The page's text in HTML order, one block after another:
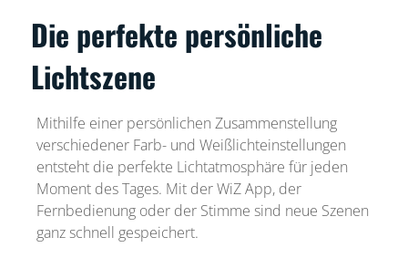
Die perfekte persönliche
Lichtszene
Mithilfe einer persönlichen Zusammenstellung
verschiedener Farb- und Weißlichteinstellungen
entsteht die perfekte Lichtatmosphäre für jeden
Moment des Tages. Mit der WiZ App, der
Fernbedienung oder der Stimme sind neue Szenen
ganz schnell gespeichert.